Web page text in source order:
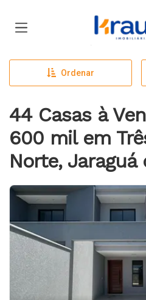
Página
Ordenar
44 Casas à
600 mil em
Norte, Jaraguá